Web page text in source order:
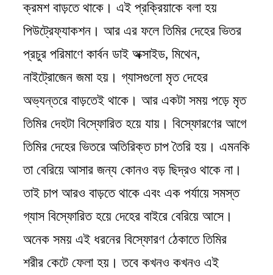
ক্রমশ বাড়তে থাকে। এই প্রক্রিয়াকে বলা হয়
পিউট্রেফ্যাকশন। আর এর ফলে তিমির দেহের ভিতর
প্রচুর পরিমাণে কার্বন ডাই অক্সাইড, মিথেন,
নাইট্রোজেন জমা হয়। গ্যাসগুলো মৃত দেহের
অভ্যন্তরে বাড়তেই থাকে। আর একটা সময় পড়ে মৃত
তিমির দেহটা বিস্ফোরিত হয়ে যায়। বিস্ফোরণের আগে
তিমির দেহের ভিতরে অতিরিক্ত চাপ তৈরি হয়। এমনকি
তা বেরিয়ে আসার জন্য কোনও বড় ছিদ্রও থাকে না।
তাই চাপ আরও বাড়তে থাকে এবং এক পর্যায়ে সমস্ত
গ্যাস বিস্ফোরিত হয়ে দেহের বাইরে বেরিয়ে আসে।
অনেক সময় এই ধরনের বিস্ফোরণ ঠেকাতে তিমির
শরীর কেটে ফেলা হয়। তবে কখনও কখনও এই